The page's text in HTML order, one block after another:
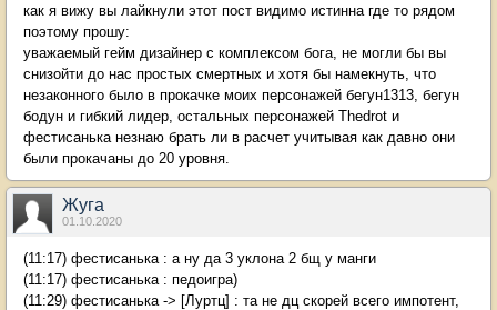
как я вижу вы лайкнули этот пост видимо истинна где то рядом
поэтому прошу:
уважаемый гейм дизайнер с комплексом бога, не могли бы вы
снизойти до нас простых смертных и хотя бы намекнуть, что
незаконного было в прокачке моих персонажей бегун1313, бегун
бодун и гибкий лидер, остальных персонажей Thedrot и
фестисанька незнаю брать ли в расчет учитывая как давно они
были прокачаны до 20 уровня.
Жуга
01.10.2020
(11:17) фестисанька : а ну да 3 уклона 2 бщ у манги
(11:17) фестисанька : педоигра)
(11:29) фестисанька -> [Луртц] : та не дц скорей всего импотент,